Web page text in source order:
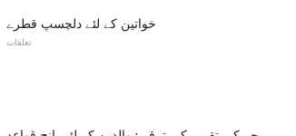
خواتین کے لئے دلچسپ قطرے
تعلقات